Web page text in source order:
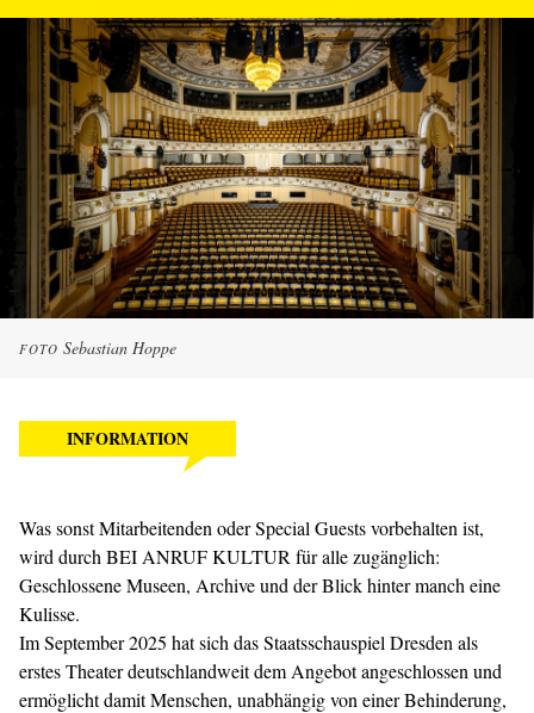
FOTO Sebastian Hoppe
INFORMATION
Was sonst Mitarbeitenden oder Special Guests vorbehalten ist,
wird durch BEI ANRUF KULTUR für alle zugänglich:
Geschlossene Museen, Archive und der Blick hinter manch eine
Kulisse.
Im September 2025 hat sich das Staatsschauspiel Dresden als
erstes Theater deutschlandweit dem Angebot angeschlossen und
ermöglicht damit Menschen, unabhängig von einer Behinderung,